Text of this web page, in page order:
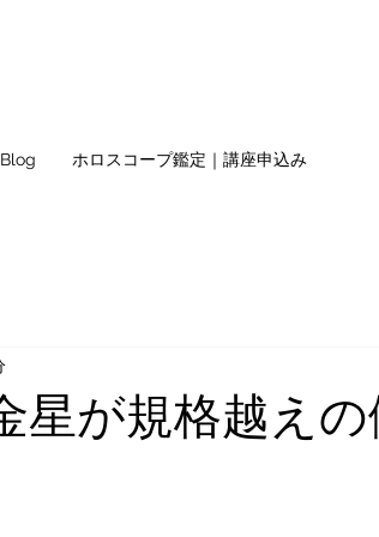
Blog ホロスコープ鑑定｜講座申込み
星が規格越え